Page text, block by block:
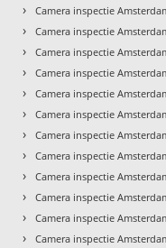
› Camera inspectie
› Camera inspectie
› Camera inspectie
› Camera inspectie
› Camera inspectie
› Camera inspectie
› Camera inspectie
› Camera inspectie
› Camera inspectie
› Camera inspectie
› Camera inspectie
› Camera inspectie